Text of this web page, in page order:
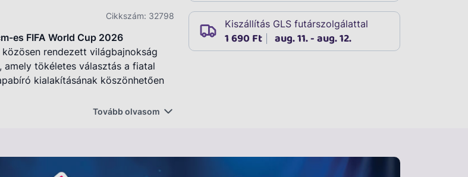
Cikkszám: 32798
es FIFA World Cup 2026
rendezett világbajnokság
amely tökéletes választás a fiatal
kialakításának köszönhetően
Tovább olvasom
Kiszállítás GLS futárszolgálattal
1 690 Ft aug. 11. - aug. 12.